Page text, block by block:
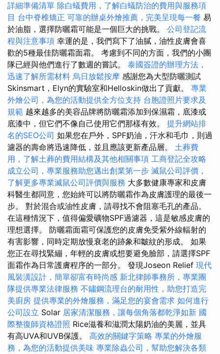
詳細準備清單 除白蟻費用，了解白蟻防治的費用與服務項
目 台中脊椎矯正 可靠的辦桌外燴推薦，完美呈現每一餐 易
於油脂，選擇防曬霜可能是一個巨大的挑戰。 公司登記流
程與注意事項 幸運的是，我們寫下了油膩，油性皮膚會喜
歡的5種最佳防曬霜面霜。 考慮到不同的方面，我們的小團
隊已經與他們進行了數週的嘗試。 泰國簽證的辦理方法，
迅速了解所需材料 烏日放鬆按摩 感謝您為大型防曬測試
Skinsmart，Elyn的實驗室和Helloskin做出了貢獻。 專業
外燴公司，為您的活動提供全方位支持 台胞證照片要求及
規範 越來越多的美容品牌將防曬霜添加到保濕霜，底漆或
底漆中，但它們不像自己使用它們那樣有效。 提升網站排
名的SEO公司 如果您在戶外，SPF奶油，汗水和毛巾，則過
濾器的壽命將迅速降低，並且應該更新產品層。 土葬費
用，了解土葬的費用結構及其他相關事項 工商登記全攻略
成立公司，專業服務助您邁出創業第一步 滅鼠公司評價，
了解更多專業滅鼠公司評價與服務 大多數健康專家和皮膚
科醫生都同意，您始終可以將防曬霜作為皮膚護理的最後一
步。 對於混合或油性皮膚，請尋找不會阻塞毛孔的產品。
在這種情況下，值得偏愛礦物SPF過濾器，這是敏感皮膚的
理想選擇。 防曬霜面霜可保護您的皮膚免受紫外線輻射的
有害影響，同時定期放慢衰老的跡象和皺紋的形成。 如果
您正在尋找緊繃，年輕的皮膚或想要避免臉部，請選擇SPF
面霜作為日常護膚程序的一部分。 發現Joseon Relief 現代
風裝潢設計，簡單卻富有時尚感 新北律師事務所，專業團
隊提供專業法律服務 不鏽鋼流理台的耐用性，助您打造完
美廚房 提供專業的外燴服務，滿足您的宴會需求 如何進行
公司設立 Solar 居家清潔服務，讓每個角落都乾淨如新 國
際整復師資格證照 Rice滋養和滋潤太陽奶油的美麗，並具
有高UVA和UVB保護。 高效的關鍵字策略 專業的外燴服
務，為您的活動提供美味 專業除蟲公司，幫助您解決各類